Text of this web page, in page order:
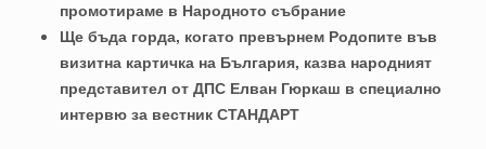
промотираме в Народното събрание
Ще бъда горда, когато превърнем Родопите във
визитна картичка на България, казва народният
представител от ДПС Елван Гюркаш в специално
интервю за вестник СТАНДАРТ